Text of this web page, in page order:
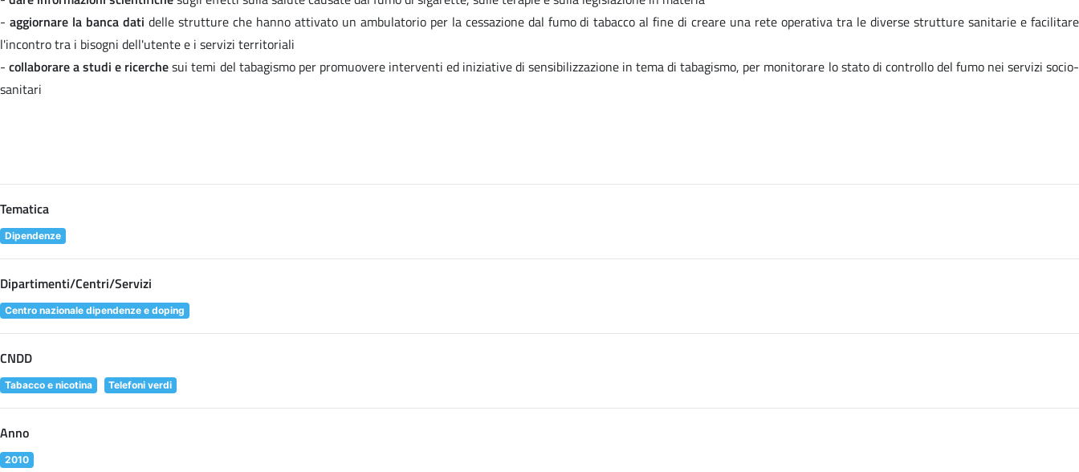
- aggiornare la banca dati delle strutture che hanno attivato un ambulatorio per la cessazione dal fumo di tabacco al fine di creare una rete operativa tra le diverse strutture sanitarie e facilitare
l'incontro tra i bisogni dell'utente e i servizi territoriali
-collaborare a studi e ricerchesui temi del tabagismo per promuovere interventi ed iniziative di sensibilizzazione in tema di tabagismo, per monitorare lo stato di controllo del fumo nei servizi socio-
sanitari
Tematica
Dipendenze
Dipartimenti/Centri/Servizi
Centro nazionale dipendenze e doping
CNDD
Tabacco e nicotina Telefoni verdi
Anno
2010